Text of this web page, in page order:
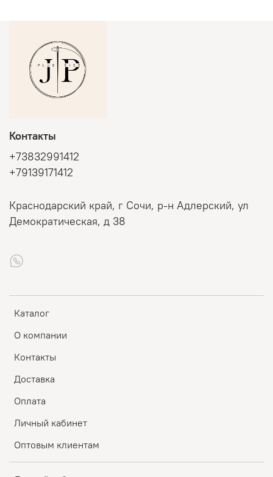
Каталог
О компании
Контакты
Доставка
Оплата
Личный кабинет
Оптовым клиентам
Контакты
+73832991412
+79139171412
Краснодарский край, г Сочи, р-н Адлерский, ул
Демократическая, д 38